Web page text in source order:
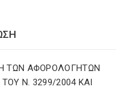
ΤΩΝ ΑΦΟΡΟΛΟΓΗΤΩΝ
N. 3299/2004 ΚΑΙ